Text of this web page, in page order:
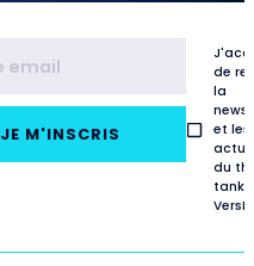
JE M'INSCRIS
de
la
et les
du
tank